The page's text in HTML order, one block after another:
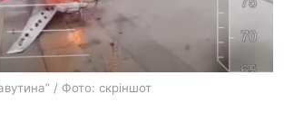
/ Фото: скріншот